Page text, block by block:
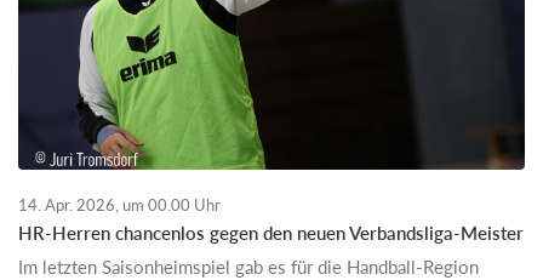
14. Apr. 2026, um 00.00 Uhr
HR-Herren chancenlos gegen den neuen Verbandsliga-Meister
Im letzten Saisonheimspiel gab es für die Handball-Region